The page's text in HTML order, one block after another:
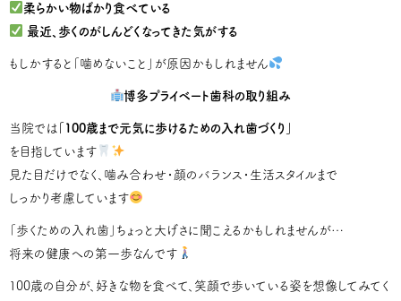
柔らかい物ばかり食べている
最近、歩くのがしんどくなってきた気がする
もしかすると「噛めないこと」が原因かもしれません
博多プライベート歯科の取り組み
当院では 「100歳まで元気に歩けるための入れ歯づくり」
を目指しています
見た目だけでなく、噛み合わせ・顔のバランス・生活スタイルまで
しっかり考慮しています
「歩くための入れ歯」ちょっと大げさに聞こえるかもしれませんが…
将来の健康への第一歩なんです
100歳の自分が、好きな物を食べて、笑顔で歩いている姿を想像してみてく